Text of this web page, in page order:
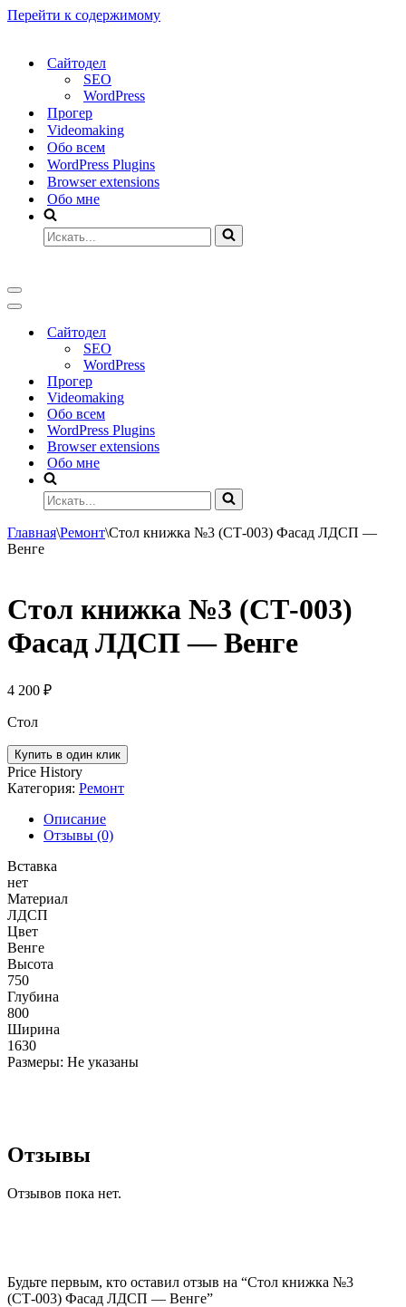
Перейти к содержимому
Сайтодел
SEO
WordPress
Прогер
Videomaking
Обо всем
WordPress Plugins
Browser extensions
Обо мне
Искать...
Меню
навигации
Меню
навигацииСайтодел
SEO
WordPress
Прогер
Videomaking
Обо всем
WordPress Plugins
Browser extensions
Обо мне
Искать...
Главная\Ремонт\Стол книжка №3 (СТ-003) Фасад ЛДСП —
Венге
Стол книжка №3 (СТ-003)
Фасад ЛДСП — Венге
4 200 ₽
Стол
Купить в один клик
Price History
Категория: Ремонт
Описание
Отзывы (0)
Вставка
нет
Материал
ЛДСП
Цвет
Венге
Высота
750
Глубина
800
Ширина
1630
Размеры: Не указаны
Отзывы
Отзывов пока нет.
Будьте первым, кто оставил отзыв на “Стол книжка №3
(СТ-003) Фасад ЛДСП — Венге”